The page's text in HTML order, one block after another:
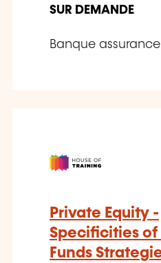
SUR DEMANDE
Banque
Private Equity -
Specificities of
Funds